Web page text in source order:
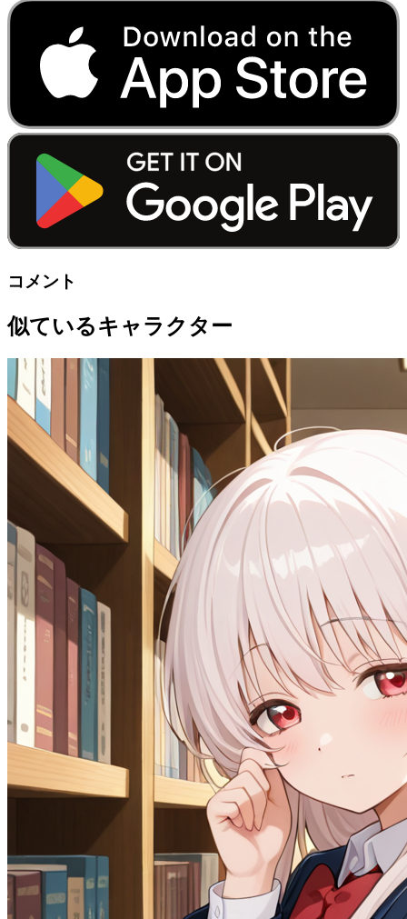
コメント
似ているキャラクター